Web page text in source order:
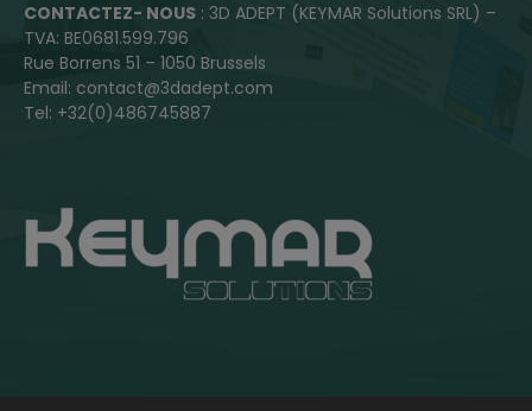
CONTACTEZ- NOUS : 3D ADEPT (KEYMAR Solutions SRL) –
TVA: BE0681.599.796
Rue Borrens 51 – 1050 Brussels
Email: contact@3dadept.com
Tel: +32(0)486745887